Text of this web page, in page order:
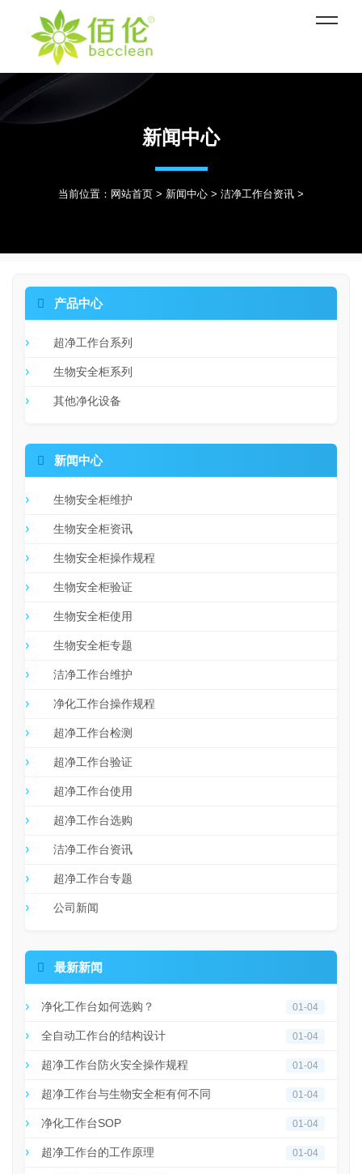
新闻中心
当前位置： 网站首页 > 新闻中心 > 洁净工作台资讯 >
 产品中心
超净工作台系列
生物安全柜系列
其他净化设备
 新闻中心
生物安全柜维护
生物安全柜资讯
生物安全柜操作规程
生物安全柜验证
生物安全柜使用
生物安全柜专题
洁净工作台维护
净化工作台操作规程
超净工作台检测
超净工作台验证
超净工作台使用
超净工作台选购
洁净工作台资讯
超净工作台专题
公司新闻
 最新新闻
净化工作台如何选购？ 01-04
全自动工作台的结构设计 01-04
超净工作台防火安全操作规程 01-04
超净工作台与生物安全柜有何不同 01-04
净化工作台SOP 01-04
超净工作台的工作原理 01-04